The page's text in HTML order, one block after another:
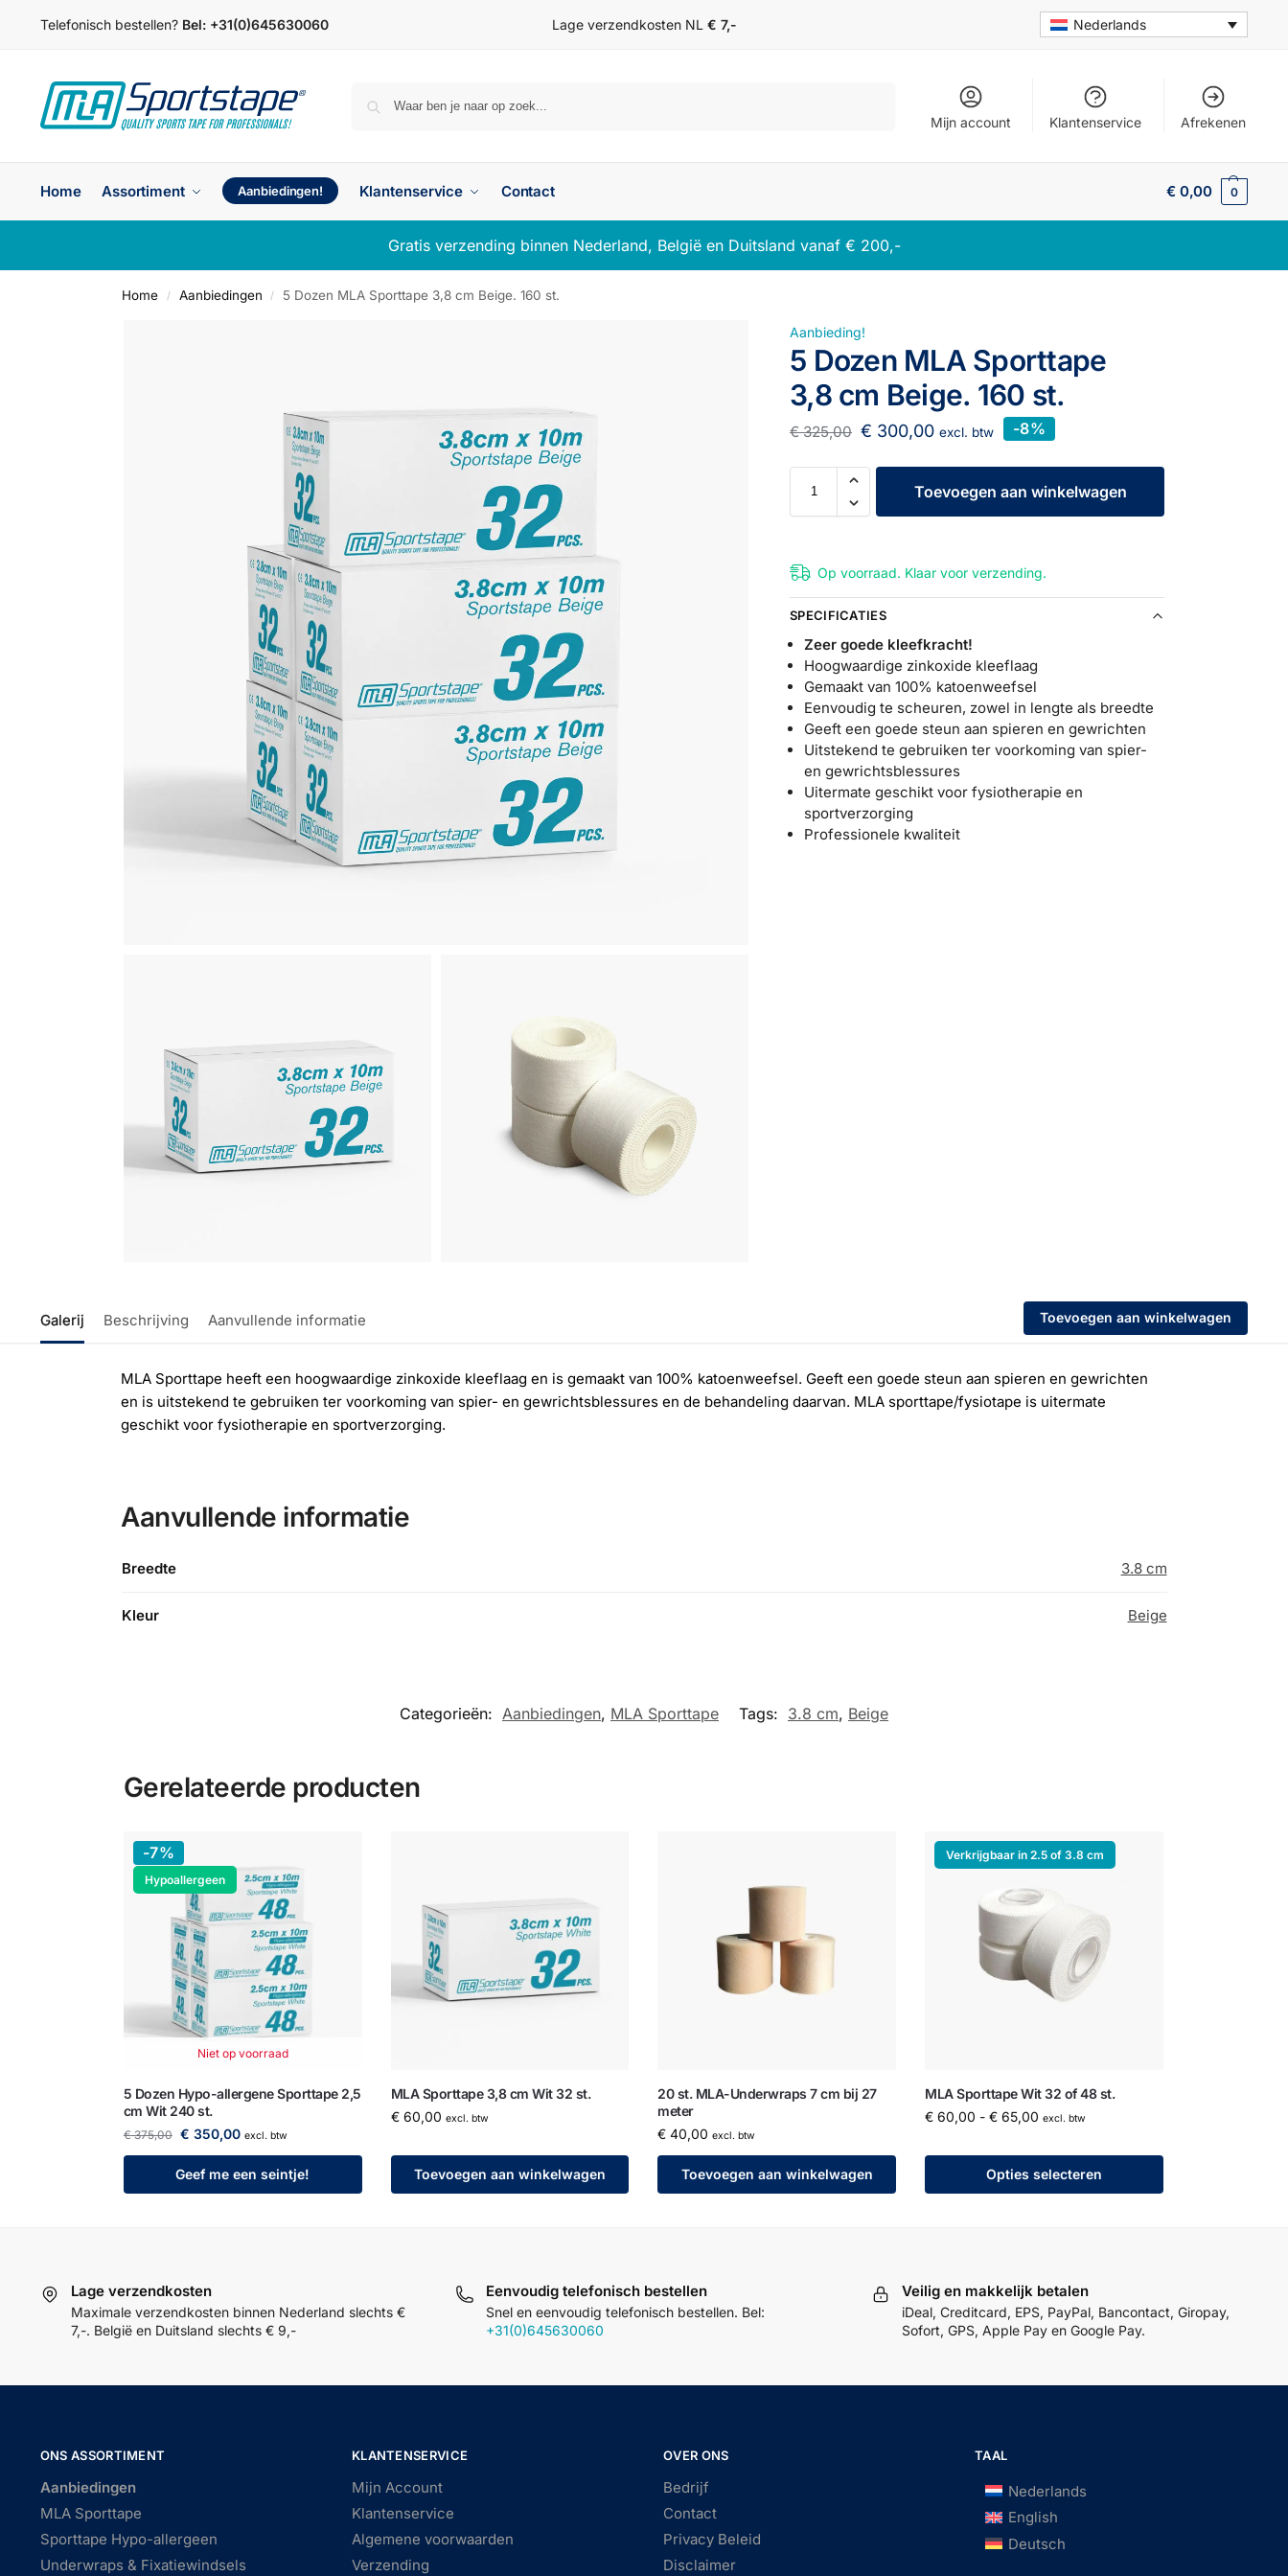
Telefonisch bestellen? Bel: +31(0)645630060 Lage verzendkosten NL € 7,- Nederlands
Mijn account Klantenservice Afrekenen
Home Assortiment Aanbiedingen! Klantenservice Contact €0,00 0
Gratis verzending binnen Nederland, België en Duitsland vanaf € 200,-
Home / Aanbiedingen / 5 Dozen MLA Sporttape 3,8 cm Beige. 160 st.
Aanbieding!
5 Dozen MLA Sporttape
3,8 cm Beige. 160 st.
€325,00 € 300,00 excl. btw -8%
Toevoegen aan winkelwagen
Op voorraad. Klaar voor verzending.
SPECIFICATIES
Zeer goede kleefkracht!
Hoogwaardige zinkoxide kleeflaag
Gemaakt van 100% katoenweefsel
Eenvoudig te scheuren, zowel in lengte als breedte
Geeft een goede steun aan spieren en gewrichten
Uitstekend te gebruiken ter voorkoming van spier-
en gewrichtsblessures
Uitermate geschikt voor fysiotherapie en
sportverzorging
Professionele kwaliteit
Galerij Beschrijving Aanvullende informatie Toevoegen aan winkelwagen
MLA Sporttape heeft een hoogwaardige zinkoxide kleeflaag en is gemaakt van 100% katoenweefsel. Geeft een goede steun aan spieren en gewrichten
en is uitstekend te gebruiken ter voorkoming van spier- en gewrichtsblessures en de behandeling daarvan. MLA sporttape/fysiotape is uitermate
geschikt voor fysiotherapie en sportverzorging.
Aanvullende informatie
Breedte 3.8 cm
Kleur Beige
Categorieën: Aanbiedingen, MLA Sporttape Tags: 3.8 cm, Beige
Gerelateerde producten
-7%
Hypoallergeen
Niet op voorraad
5 Dozen Hypo-allergene Sporttape 2,5
cm Wit 240 st.
€375,00 € 350,00 excl. btw
Geef me een seintje!
MLA Sporttape 3,8 cm Wit 32 st.
€60,00 excl. btw
Toevoegen aan winkelwagen
20 st. MLA-Underwraps 7 cm bij 27
meter
€ 40,00 excl. btw
Toevoegen aan winkelwagen
Verkrijgbaar in 2.5 of 3.8 cm
MLA Sporttape Wit 32 of 48 st.
€ 60,00 - € 65,00 excl. btw
Opties selecteren
Lage verzendkosten
Maximale verzendkosten binnen Nederland slechts €
7,-. België en Duitsland slechts € 9,-
Eenvoudig telefonisch bestellen
Snel en eenvoudig telefonisch bestellen. Bel:
+31(0)645630060
Veilig en makkelijk betalen
iDeal, Creditcard, EPS, PayPal, Bancontact, Giropay,
Sofort, GPS, Apple Pay en Google Pay.
ONS ASSORTIMENT
Aanbiedingen
MLA Sporttape
Sporttape Hypo-allergeen
Underwraps & Fixatiewindsels
KLANTENSERVICE
Mijn Account
Klantenservice
Algemene voorwaarden
Verzending
OVER ONS
Bedrijf
Contact
Privacy Beleid
Disclaimer
TAAL
Nederlands
English
Deutsch